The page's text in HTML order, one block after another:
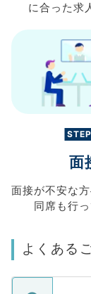
に合った求
面
面接が不安な方
同席も行
よくある